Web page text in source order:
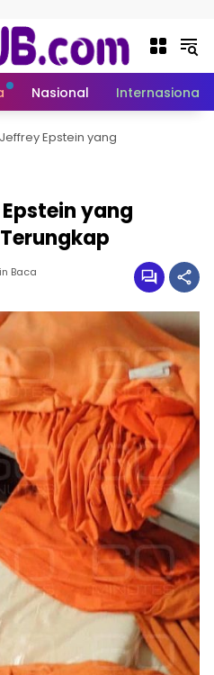
Nasional Internasional
Epstein yang
yang
Baca